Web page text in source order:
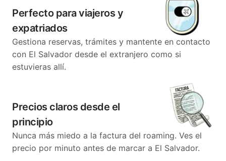
Perfecto para viajeros y
expatriados
Gestiona reservas, trámites y mantente en contacto
con El Salvador desde el extranjero como si
estuvieras allí.
Precios claros desde el
principio
Nunca más miedo a la factura del roaming. Ves el
precio por minuto antes de marcar a El Salvador.